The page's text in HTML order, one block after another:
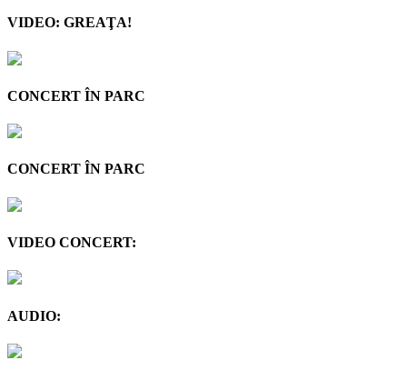
VIDEO: GREAŢA!
CONCERT ÎN PARC
CONCERT ÎN PARC
VIDEO CONCERT:
AUDIO: